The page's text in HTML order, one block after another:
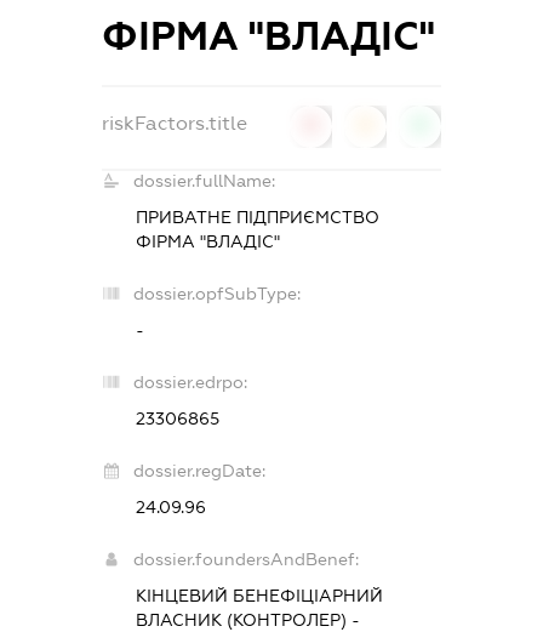
ФІРМА "ВЛАДІС"
riskFactors.title
dossier.fullName:
ПРИВАТНЕ ПІДПРИЄМСТВО
ФІРМА "ВЛАДІС"
dossier.opfSubType:
-
dossier.edrpo:
23306865
dossier.regDate:
24.09.96
dossier.foundersAndBenef:
КІНЦЕВИЙ БЕНЕФІЦІАРНИЙ
ВЛАСНИК (КОНТРОЛЕР) -